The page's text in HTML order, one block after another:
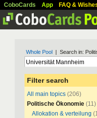
CoboCards App FAQ &
Whole Pool | Search in:
Filter search
All main topics (206)
Politische Ökonomie (11)
Allokation & verteilung